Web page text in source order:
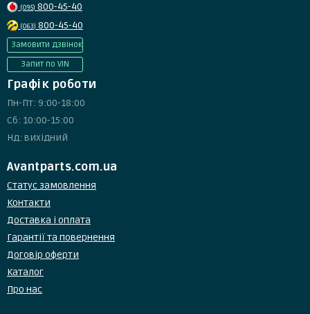
(095) 800-45-40
(063) 800-45-40
Замовити дзвінок
Запит по VIN
Графік роботи
Пн-Пт: 9:00-18:00
Сб: 10:00-15:00
Нд: вихідний
Avantparts.com.ua
Статус замовлення
Контакти
Доставка і оплата
Гарантії та повернення
Договір оферти
Каталог
Про нас